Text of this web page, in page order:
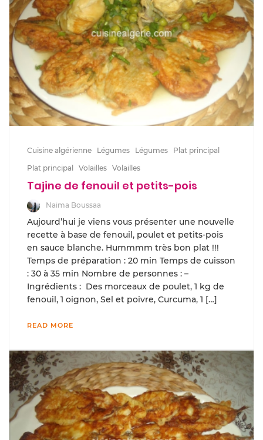
Cuisine algérienne Légumes Légumes
Plat principal
Plat principal
Volailles Volailles
Tajine de fenouil et petits-pois
Naima Boussaa
Aujourd’hui je viens vous présenter une nouvelle
recette à base de fenouil, poulet et petits-pois
en sauce blanche. Hummmm très bon plat !!!
Temps de préparation : 20 min Temps de cuisson
: 30 à 35 min Nombre de personnes : –
Ingrédients : Des morceaux de poulet, 1 kg de
fenouil, 1 oignon, Sel et poivre, Curcuma, 1 […]
READ MORE